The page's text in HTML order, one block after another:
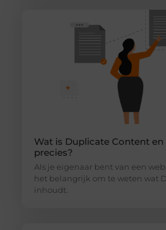
Wat is Duplicate Content
precies?
Als je eigenaar bent van een
het belangrijk om te weten wat
inhoudt.